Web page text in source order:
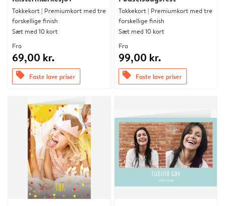
Takkekort | Premiumkort med tre
forskellige finish
Sæt med 10 kort
Fra
69,00 kr.
offers Faste lave priser
Takkekort | Premiumkort med tre
forskellige finish
Sæt med 10 kort
Fra
99,00 kr.
offers Faste lave priser